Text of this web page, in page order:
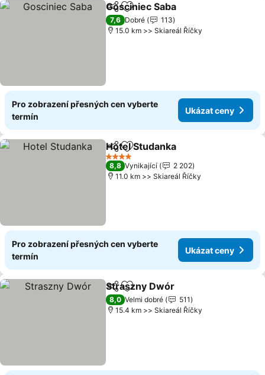
SdíletPřidat na seznam oblíbených
Gosciniec Saba
7,6 Dobré
113
15.0 km >> Skiareál Říčky
Pro zobrazení přesných cen vyberte
termín
Ukázat ceny
SdíletPřidat na seznam oblíbených
Hotel Studanka
4 Počet hvězdiček
8,8 Vynikající
2 202
11.0 km >> Skiareál Říčky
Pro zobrazení přesných cen vyberte
termín
Ukázat ceny
SdíletPřidat na seznam oblíbených
Straszny Dwór
8,0 Velmi dobré
511
15.4 km >> Skiareál Říčky